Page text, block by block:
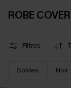
ROBE
Filtres
Soldes Noir